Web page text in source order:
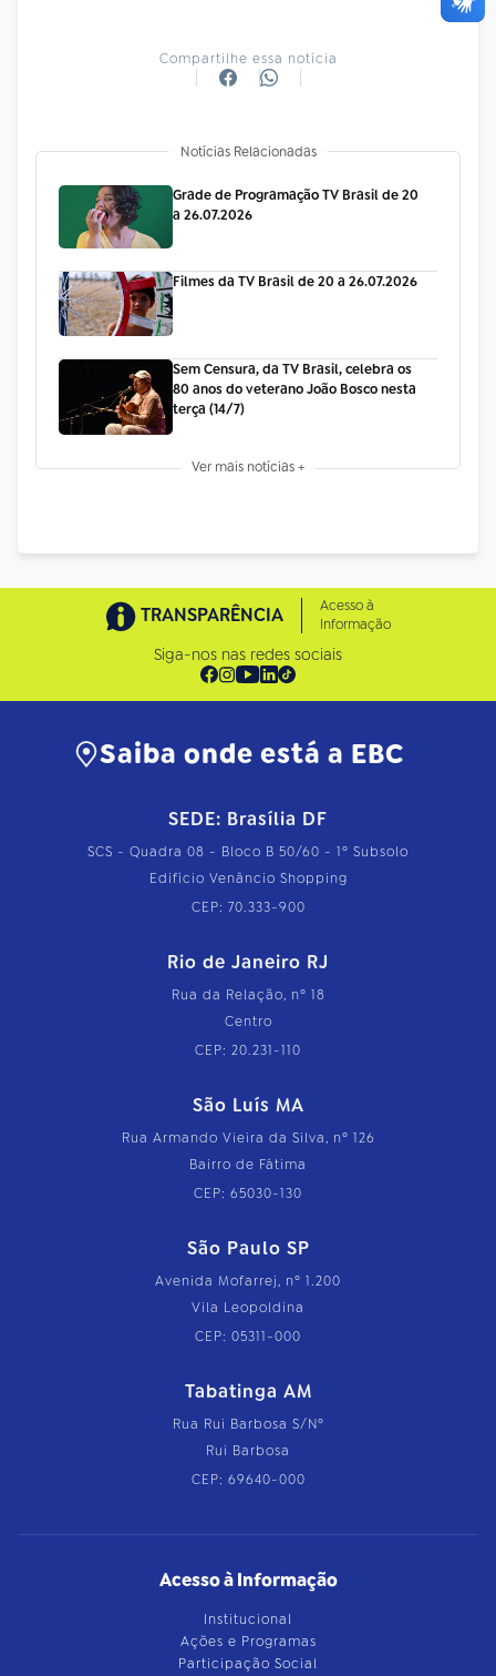
Compartilhe essa notícia
Notícias Relacionadas
Grade de Programação TV Brasil de 20
a 26.07.2026
Filmes da TV Brasil de 20 a 26.07.2026
Sem Censura, da TV Brasil, celebra os
80 anos do veterano João Bosco nesta
terça (14/7)
Ver mais notícias +
TRANSPARÊNCIA
Acesso à
Informação
Siga-nos nas redes sociais
Saiba onde está a EBC
SEDE: Brasília DF
SCS - Quadra 08 - Bloco B 50/60 - 1º Subsolo
Edifício Venâncio Shopping
CEP: 70.333-900
Rio de Janeiro RJ
Rua da Relação, nº 18
Centro
CEP: 20.231-110
São Luís MA
Rua Armando Vieira da Silva, nº 126
Bairro de Fátima
CEP: 65030-130
São Paulo SP
Avenida Mofarrej, nº 1.200
Vila Leopoldina
CEP: 05311-000
Tabatinga AM
Rua Rui Barbosa S/Nº
Rui Barbosa
CEP: 69640-000
Acesso à Informação
Institucional
Ações e Programas
Participação Social